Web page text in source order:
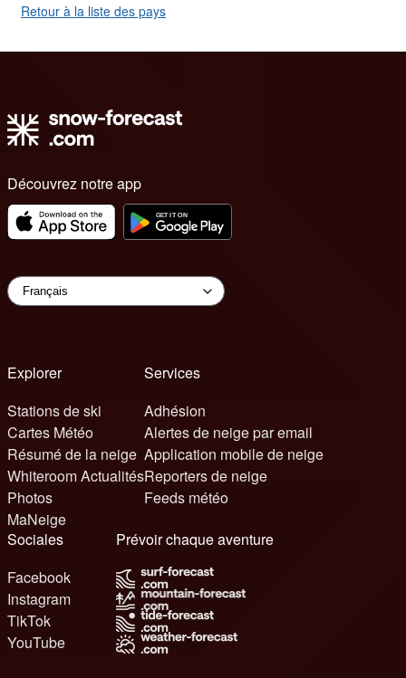
Retour à la liste des pays
Découvrez notre app
Explorer
Stations de ski
Cartes Météo
Résumé de la neige
Whiteroom Actualités
Photos
MaNeige
Services
Adhésion
Alertes de neige par email
Application mobile de neige
Reporters de neige
Feeds météo
Sociales
Facebook
Instagram
TikTok
YouTube
Prévoir chaque aventure